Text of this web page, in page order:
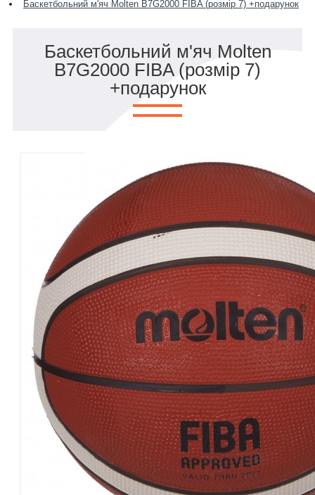
Баскетбольний м'яч Molten B7G2000 FIBA (розмір 7) +подарунок
Баскетбольний м'яч Molten
B7G2000 FIBA (розмір 7)
+подарунок